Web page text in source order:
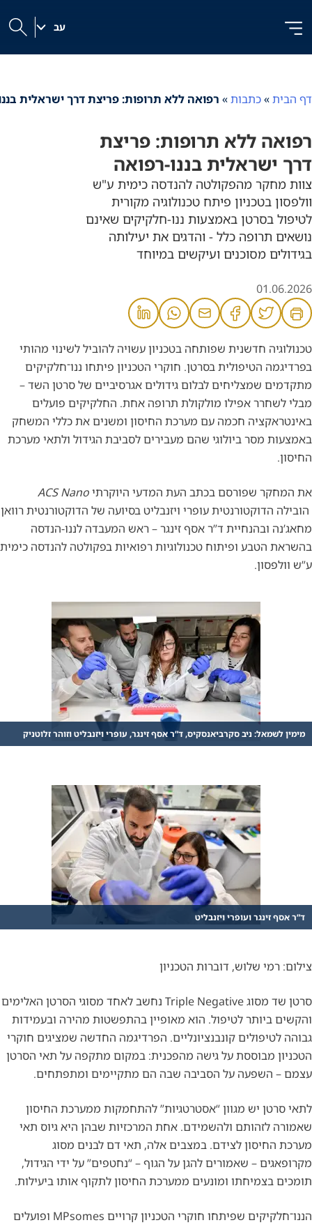
התוכן
עב
|
דף הבית»כתבות» רפואה ללא תרופות: פריצת דרך ישראלית
רפואה ללא תרופות: פריצת
דרך ישראלית בננו-רפואה
צוות מחקר מהפקולטה להנדסה כימית ע"ש
וולפסון בטכניון פיתח טכנולוגיה מקורית
לטיפול בסרטן באמצעות ננו-חלקיקים שאינם
נושאים תרופה כלל - והדגים את יעילותה
בגידולים מסוכנים ועיקשים במיוחד
01.06.2026
טכנולוגיה חדשנית שפותחה בטכניון עשויה להוביל לשינוי מהותי
בפרדיגמה הטיפולית בסרטן. חוקרי הטכניון פיתחו ננו־חלקיקים
מתקדמים שמצליחים לבלום גידולים אגרסיביים של סרטן השד –
מבלי לשחרר אפילו מולקולת תרופה אחת. החלקיקים פועלים
באינטראקציה חכמה עם מערכת החיסון ומשנים את כללי המשחק
באמצעות מסר ביולוגי שהם מעבירים לסביבת הגידול ולתאי מערכת
החיסון.
את המחקר שפורסם בכתב העת המדעי היוקרתיACS Nano
הובילה הדוקטורנטית עופרי ויזנבליט בסיועה של הדוקטורנטית רוואן
מחאג’נה ובהנחיית ד”ר אסף זינגר – ראש המעבדה לננו-הנדסה
בהשראת הטבע ופיתוח טכנולוגיות רפואיות בפקולטה להנדסה כימית
ע”ש וולפסון.
מימין לשמאל: ניב סקרביאנסקיס, ד”ר אסף זינגר, עופרי ויזנבליט וזוהר זלוטניק
ד”ר אסף זינגר ועופרי ויזנבליט
צילום: רמי שלוש, דוברות הטכניון
סרטן שד מסוג Triple Negative נחשב לאחד מסוגי הסרטן האלימים
והקשים ביותר לטיפול. הוא מאופיין בהתפשטות מהירה ובעמידות
גבוהה לטיפולים קונבנציונליים. הפרדיגמה החדשה שמציגים חוקרי
הטכניון מבוססת על גישה מהפכנית: במקום מתקפה על תאי הסרטן
עצמם – השפעה על הסביבה שבה הם מתקיימים ומתפתחים.
לתאי סרטן יש מגוון “אסטרטגיות” להתחמקות ממערכת החיסון
שאמורה לזהותם ולהשמידם. אחת המרכזיות שבהן היא גיוס תאי
מערכת החיסון לצידם. במצבים אלה, תאי דם לבנים מסוג
מקרופאגים – שאמורים להגן על הגוף – “נחטפים” על ידי הגידול,
תומכים בצמיחתו ומונעים ממערכת החיסון לתקוף אותו ביעילות.
הננו־חלקיקים שפיתחו חוקרי הטכניון קרויים MPsomes ופועלים